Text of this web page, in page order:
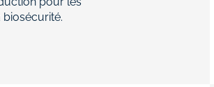
biosécurité.